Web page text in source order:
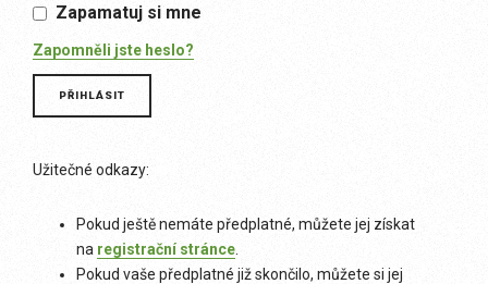
Zapamatuj si mne
Zapomněli jste heslo?
Užitečné odkazy:
Pokud ještě nemáte předplatné, můžete jej získat
na registrační stránce
Pokud vaše předplatné již skončilo, můžete si jej